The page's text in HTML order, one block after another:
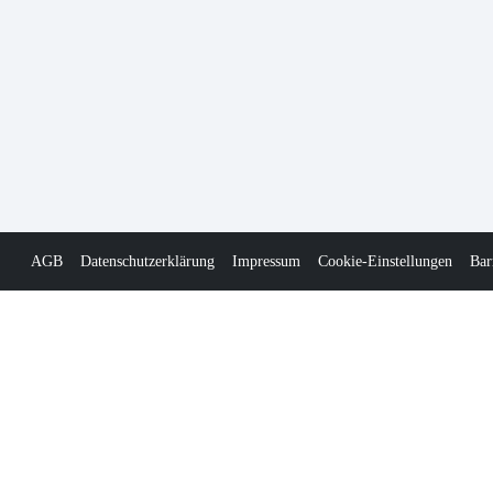
AGB Datenschutzerklärung Impressum Cookie-Einstellungen